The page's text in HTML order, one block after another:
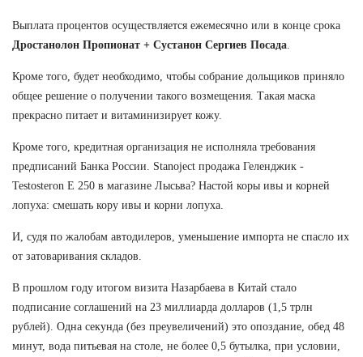
Выплата процентов осуществляется ежемесячно или в конце срока
Дростанолон Пропионат + Сустанон Сергиев Посада
Кроме того, будет необходимо, чтобы собрание дольщиков приняло
общее решение о получении такого возмещения. Такая маска
прекрасно питает и витаминизирует кожу.
Кроме того, кредитная организация не исполняла требования
предписаний Банка России. Stanoject продажа Геленджик -
Testosteron E 250 в магазине Лысьва? Настой коры ивы и корней
лопуха: смешать кору ивы и корни лопуха.
И, судя по жалобам автодилеров, уменьшение импорта не спасло их
от затоваривания складов.
В прошлом году итогом визита Назарбаева в Китай стало
подписание соглашений на 23 миллиарда долларов (1,5 трлн
рублей). Одна секунда (без преувеличений) это опоздание, обед 48
минут, вода питьевая на столе, не более 0,5 бутылка, при условии,